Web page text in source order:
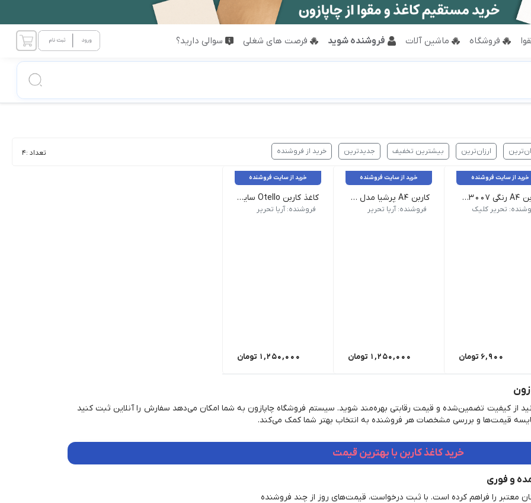
فروشگاه ماشین آلات فروشنده شوید فرصت های شغلی سوالی دارید؟
ارزان‌ترین بیشترین تخفیف جدیدترین خرید از فروشنده تعداد :4
خرید از سایت فروشنده
کاربن A4 رنگی ۱۰۳۰۱۳۰۰۷
تحریر کلیک
6,900 تومان
خرید از سایت فروشنده
کاربن A4 پرشیا مدل ماهور کد 302H رنگ آبی بسته ۱۰۰ عددی
کشور سازنده هند | رنگ آبی | ابعاد ابعاد 33 × 21 | تعداد در بسته 100 عدد | مشخصات.جنس کاغذی
فروشنده: آریا تحریر
1,250,000 تومان
خرید از سایت فروشنده
کاغذ کاربن Otello سایز A4 رنگ آبی بسته 100 عددی ابعاد: بزرگتر از A4 | رنگبندی: آبی | برای استفاده دستی و تایپی
فروشنده: آریا تحریر
1,250,000 تومان
از کیفیت تضمین‌شده و قیمت رقابتی بهره‌مند شوید. سیستم فروشگاه چاپازون به شما امکان می‌دهد سفارش را آنلاین ثبت کنید
قیمت‌ها و بررسی مشخصات هر فروشنده به انتخاب بهتر شما کمک می‌کند.
خرید کاغذ کاربن با بهترین قیمت
و فوری
معتبر را فراهم کرده است. با ثبت درخواست، قیمت‌های روز از چند فروشنده